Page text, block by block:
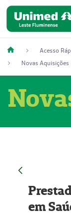
Acesso
Novas Aquisições
em